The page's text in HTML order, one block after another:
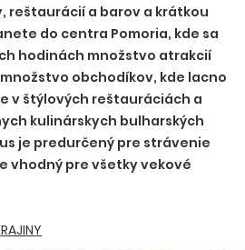
reštaurácií a barov a krátkou
do centra Pomoria, kde sa
hodinách množstvo atrakcií
obchodíkov, kde lacno
v štýlových reštauráciách a
kulinárskych bulharských
je predurčený pre strávenie
vhodný pre všetky vekové